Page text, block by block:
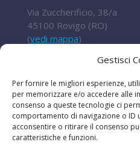
Gestisci
Per fornire le migliori esperienze,
per memorizzare e/o accedere alle
consenso a queste tecnologie ci
comportamento di navigazione o ID
acconsentire o ritirare il consenso
caratteristiche e funzioni.
Via Zuccherificio, 38/a
45100 Rovigo (RO)
(vedi mappa)
+ 39 0422 852016
cert@t2i.it
Codice Fiscale / Partita
Organismo di ricerca